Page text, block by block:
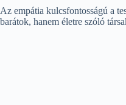
Az empátia kulcsfontosságú a
barátok, hanem életre szóló